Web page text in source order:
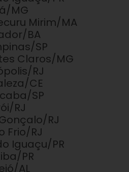
MG
Mirim/MA
BA
SP
Claros/MG
RJ
CE
SP
RJ
RJ
Frio/RJ
Iguaçu/PR
PR
AL